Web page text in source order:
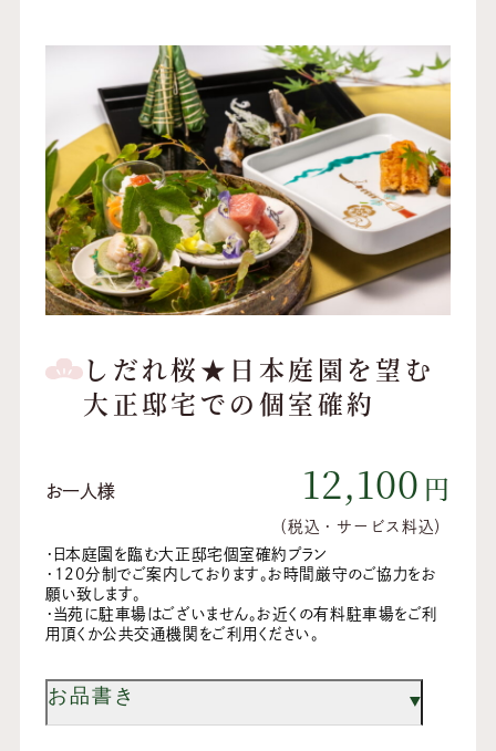
しだれ桜★日本庭園を望む
大正邸宅での個室確約
お一人様 12,100 円
（税込・サービス料込）
・日本庭園を臨む大正邸宅個室確約プラン
・120分制でご案内しております。お時間厳守のご協力をお
願い致します。
・当苑に駐車場はございません。お近くの有料駐車場をご利
用頂くか公共交通機関をご利用ください。
お品書き